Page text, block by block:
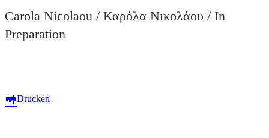
Carola Nicolaou / Καρόλα Νικολάου / In
Preparation
Drucken